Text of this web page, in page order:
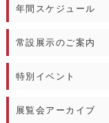
年間スケジュール
常設展示のご案内
特別イベント
展覧会アーカイブ